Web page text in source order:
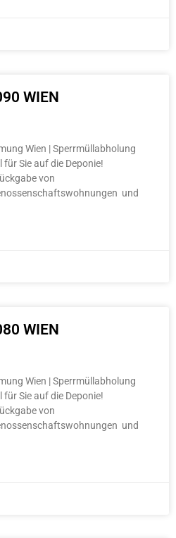
WIEN
Wien | Sperrmüllabholung
Sie auf die Deponie!
von
und
WIEN
Wien | Sperrmüllabholung
Sie auf die Deponie!
von
und